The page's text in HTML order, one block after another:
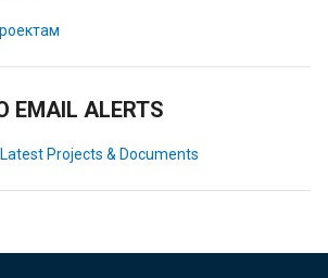
EMAIL ALERTS
Projects & Documents